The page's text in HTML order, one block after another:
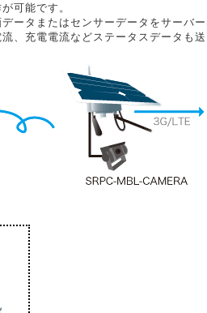
可能です。
ータまたはセンサーデータをサーバー
、充電電流などステータスデータも送